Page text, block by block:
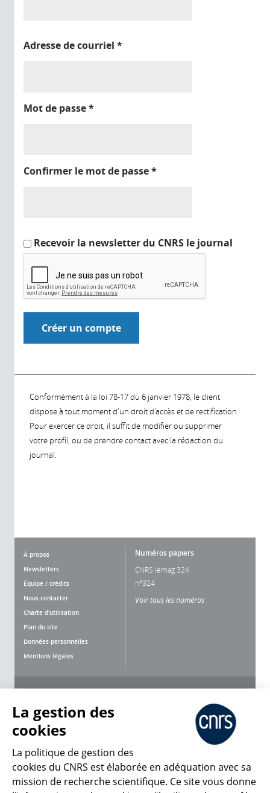
Adresse de courriel *
Mot de passe*
Confirmer le mot de passe*
Recevoir la newsletter du CNRS le journal
Conformément à la loi 78-17 du 6 janvier 1978, le client
dispose à tout moment d'un droit d'accès et de rectification.
Pour exercer ce droit, il suffit de modifier ou supprimer
votre profil, ou de prendre contact avec la rédaction du
journal.
À propos
Newsletters
Équipe / crédits
Nous contacter
Charte d'utilisation
Plan du site
Données personnelles
Mentions légales
Numéros papiers
CNRS lemag 324
n°324
Voir tous les numéros
CNRS Le Mag
La gestion des
cookies
La politique de gestion des
cookies du CNRS est élaborée en adéquation avec sa
mission de recherche scientifique. Ce site vous donne